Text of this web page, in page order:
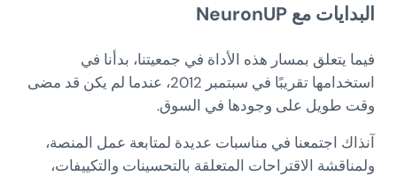
البدايات مع NeuronUP
فيما يتعلق بمسار هذه الأداة في جمعيتنا، بدأنا في
استخدامها تقريبًا في سبتمبر 2012، عندما لم يكن قد مضى
وقت طويل على وجودها في السوق.
آنذاك اجتمعنا في مناسبات عديدة لمتابعة عمل المنصة،
ولمناقشة الاقتراحات المتعلقة بالتحسينات والتكييفات،